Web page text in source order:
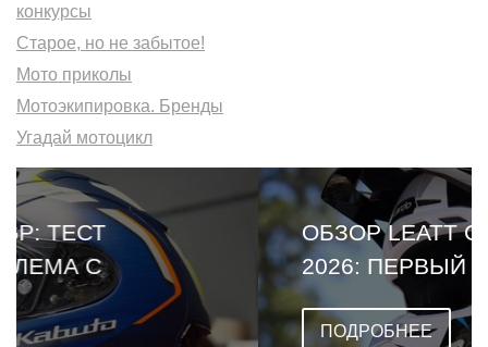
конкурсы
Старое, но не забытое!
Мото приколы
Мотоэкипировка. Бренды
Угадай мотоцикл
ОБЗОР LEATT CARDO VENTURE
2026: ПЕРВЫЙ ШЛЕМ СО
ВСТРОЕННОЙ ГАРНИТУРОЙ
ПОДРОБНЕЕ